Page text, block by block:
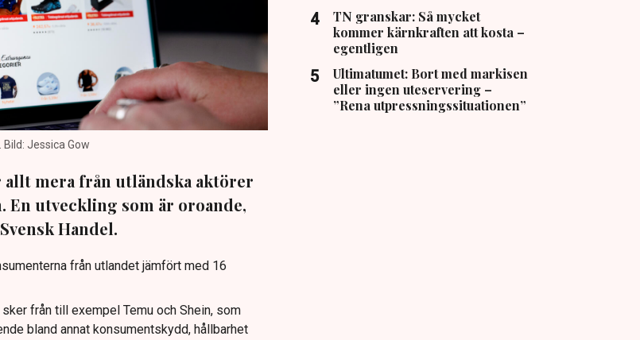
Jessica Gow
allt mera från utländska aktörer
En utveckling som är oroande,
Handel.
från utlandet jämfört med 16
från till exempel Temu och Shein, som
bland annat konsumentskydd, hållbarhet
TN granskar: Så mycket
kommer kärnkraften att kosta –
egentligen
Ultimatumet: Bort med markisen
eller ingen uteservering –
”Rena utpressningssituationen”